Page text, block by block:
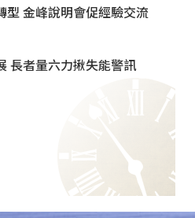
型 金峰說明會促經驗交流
長者量六力揪失能警訊